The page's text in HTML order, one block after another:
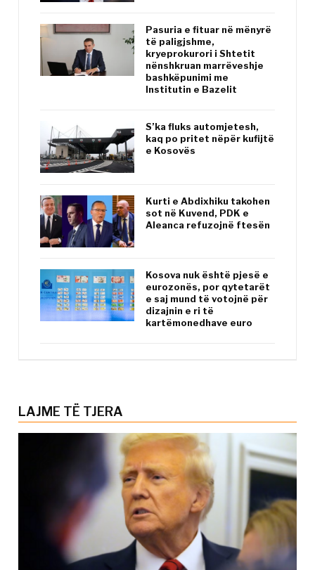
Pasuria e fituar në mënyrë
të paligjshme,
kryeprokurori i Shtetit
nënshkruan marrëveshje
bashkëpunimi me
Institutin e Bazelit
S’ka fluks automjetesh,
kaq po pritet nëpër kufijtë
e Kosovës
Kurti e Abdixhiku takohen
sot në Kuvend, PDK e
Aleanca refuzojnë ftesën
Kosova nuk është pjesë e
eurozonës, por qytetarët
e saj mund të votojnë për
dizajnin e ri të
kartëmonedhave euro
LAJME TË TJERA